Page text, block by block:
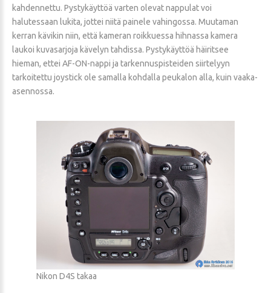
kahdennettu. Pystykäyttöä varten olevat nappulat voi
halutessaan lukita, jottei niitä painele vahingossa. Muutaman
kerran kävikin niin, että kameran roikkuessa hihnassa kamera
laukoi kuvasarjoja kävelyn tahdissa. Pystykäyttöä häiritsee
hieman, ettei AF-ON-nappi ja tarkennuspisteiden siirtelyyn
tarkoitettu joystick ole samalla kohdalla peukalon alla, kuin vaaka-
asennossa.
Nikon D4S takaa